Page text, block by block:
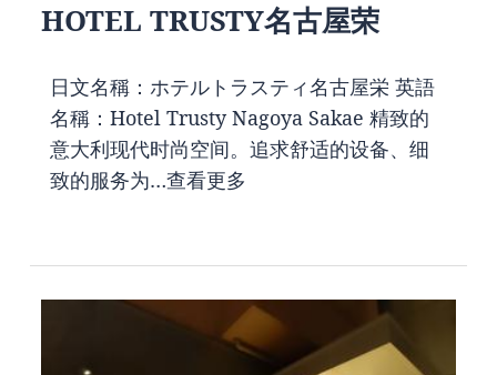
HOTEL TRUSTY名古屋荣
日文名稱：ホテルトラスティ名古屋栄 英語
名稱：Hotel Trusty Nagoya Sakae 精致的
意大利现代时尚空间。追求舒适的设备、细
致的服务为…查看更多